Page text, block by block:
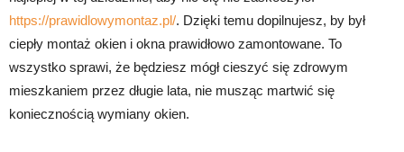
https://prawidlowymontaz.pl/. Dzięki temu dopilnujesz, by był
ciepły montaż okien i okna prawidłowo zamontowane. To
wszystko sprawi, że będziesz mógł cieszyć się zdrowym
mieszkaniem przez długie lata, nie musząc martwić się
koniecznością wymiany okien.